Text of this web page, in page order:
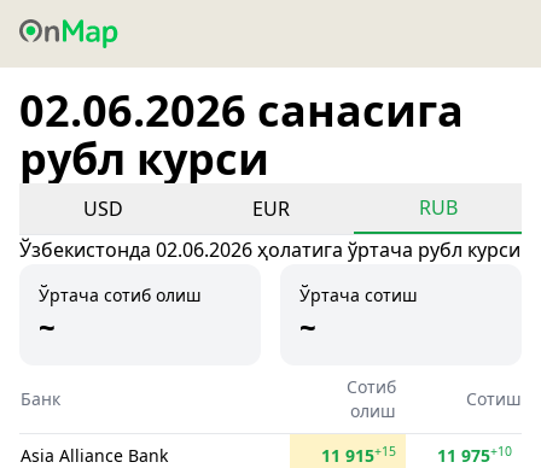
02.06.2026 санасига
рубл курси
USD EUR
RUB
Ўзбекистонда 02.06.2026 ҳолатига ўртача рубл курси
Ўртача сотиб олиш
~
Ўртача сотиш
~
Банк
Сотиб
олиш
Сотиш
Asia Alliance Bank 11 915+15 11 975+10